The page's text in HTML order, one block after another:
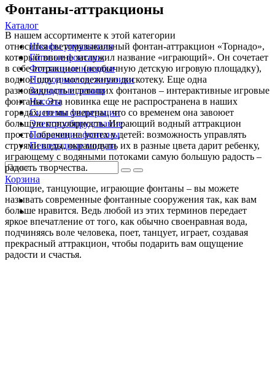
Каталог
Шкафы управления
Готовые фонтаны
Фонтанные насадки
Подводные светильники
Закладные детали
Насосы
Системы фильтрации
Электрооборудование
Плавающие фонтаны
Пешеходные модули
Корзина
Фонтаны-аттракционы
В нашем ассортименте к этой категории
относится светомузыкальный фонтан-аттракцион «Торнадо»,
который вполне заслужил название «играющий». Он сочетает
в себе аттракцион (необычную детскую игровую площадку),
водное шоу и молодежную дискотеку. Еще одна
разновидность играющих фонтанов – интерактивные игровые
фонтаны. Эта новинка еще не распространена в наших
городах, но мы уверены, что со временем она завоюет
большую популярность. Играющий водный аттракцион
просто обречен на успех у детей: возможность управлять
струями воды, окрашивать их в разные цвета дарит ребенку,
играющему с водяными потоками самую большую радость –
радость творчества.
Поющие, танцующие, играющие фонтаны – вы можете
называть современные фонтанные сооружения так, как вам
больше нравится. Ведь любой из этих терминов передает
яркое впечатление от того, как обычно своенравная вода,
подчиняясь воле человека, поет, танцует, играет, создавая
прекрасный аттракцион, чтобы подарить вам ощущение
радости и счастья.